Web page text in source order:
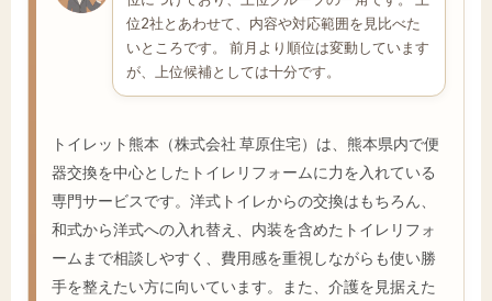
位2社とあわせて、内容や対応範囲を見比べた
いところです。 前月より順位は変動しています
が、上位候補としては十分です。
トイレット熊本（株式会社 草原住宅）は、熊本県内で便
器交換を中心としたトイレリフォームに力を入れている
専門サービスです。洋式トイレからの交換はもちろん、
和式から洋式への入れ替え、内装を含めたトイレリフォ
ームまで相談しやすく、費用感を重視しながらも使い勝
手を整えたい方に向いています。また、介護を見据えた